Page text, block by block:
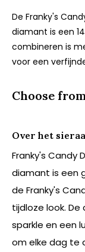
De Franky's
diamant is een
combineren is
voor een
Choose
Over het
Franky's Candy
diamant is een
de Franky's
tijdloze look.
sparkle en een
om elke dag te